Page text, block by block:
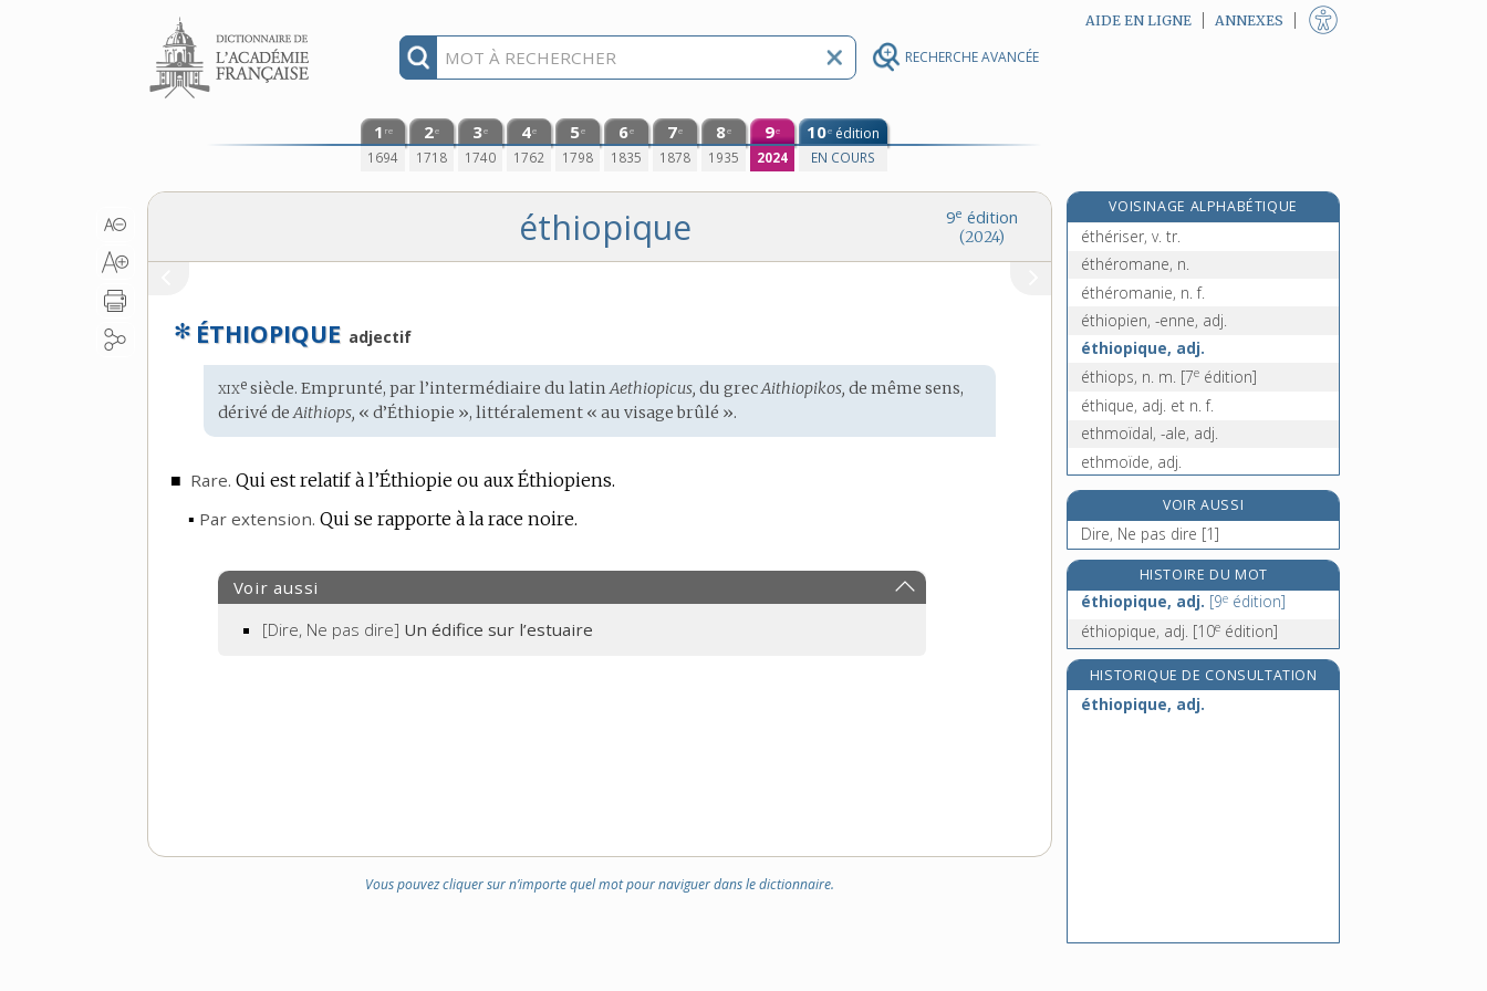
RECHERCHE AVANCÉE
Aller au contenu AIDE EN LIGNE ANNEXES
1 re
1694
2e
1718
3e
1740
4e
1762
5e
1798
6e
1835
7e
1878
8e
1935
9e
2024
10e édition
EN COURS
9e édition
(2024)
éthiopique
✻ ÉTHIOPIQUE adjectif
Étymologie
:
xixe siècle. Emprunté, par l’intermédiaire dulatin Aethiopicus, dugrecAithiopikos, de même sens,
dérivé deAithiops, « d’Éthiopie », littéralement « au visage brûlé ».
■ Rare. Qui est relatif à l’Éthiopie ou aux Éthiopiens.
▪ Par extension. Qui se rapporte à la race noire.
Voir aussi
[Dire, Ne pas dire] Un édifice sur l’estuaire
Vous pouvez cliquer sur n’importe quel mot pour naviguer dans le dictionnaire.
VOISINAGE ALPHABÉTIQUE
éthérisation, n. f.
éthériser, v. tr.
éthéromane, n.
éthéromanie, n. f.
éthiopien, -enne, adj.
éthiopique, adj.
éthiops, n. m. [7e édition]
éthique, adj. et n. f.
ethmoïdal, -ale, adj.
ethmoïde, adj.
ethmoïdite, n. f.
ethn(o)-, préf.
ethnarchie, n. f.
ethnarque, n. m.
ethnicité, n. f.
VOIR AUSSI
Dire, Ne pas dire [1]
HISTOIRE DU MOT
éthiopique, adj. [9e édition]
éthiopique, adj. [10e édition]
HISTORIQUE DE CONSULTATION
éthiopique, adj.